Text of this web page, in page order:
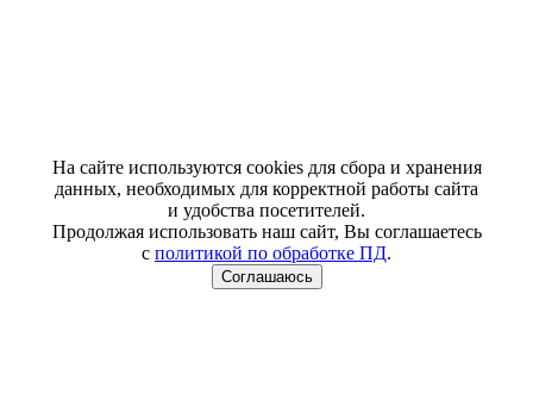
На сайте используются cookies для сбора и хранения
данных, необходимых для корректной работы сайта
и удобства посетителей.
Продолжая использовать наш сайт, Вы соглашаетесь
с политикой по обработке ПД.
Соглашаюсь